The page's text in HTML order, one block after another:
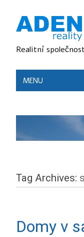
Realitní
MENU
Tag Archives:
Domy v